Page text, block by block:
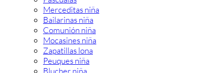
Merceditas niña
Bailarinas niña
Comunión niña
Mocasines niña
Zapatillas lona
Peuques niña
Blucher niña